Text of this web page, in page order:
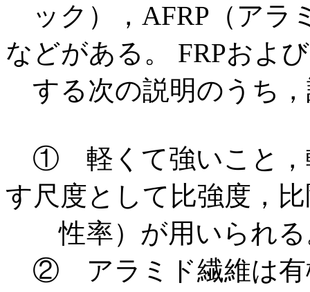
ック），AFRP（アラ
などがある。 FRPおよ
する次の説明のうち
① 軽くて強いこと，
す尺度として比強度，
性率）が用いられる
② アラミド繊維は有